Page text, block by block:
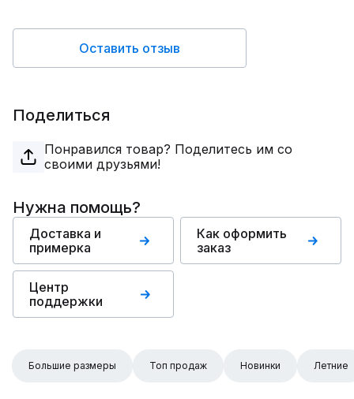
Оставить отзыв
Поделиться
Понравился товар? Поделитесь им со
своими друзьями!
Нужна помощь?
Доставка и
примерка
Как оформить
заказ
Центр
поддержки
Большие размеры Топ продаж Новинки Летние